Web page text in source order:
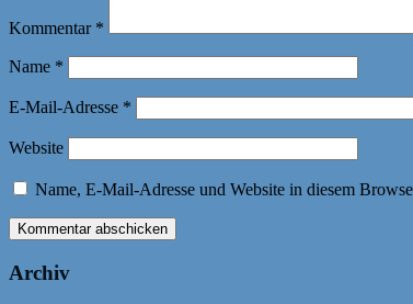
Kommentar *
Name *
E-Mail-Adresse *
Website
Name, E-Mail-Adresse und Website in diesem
Archiv